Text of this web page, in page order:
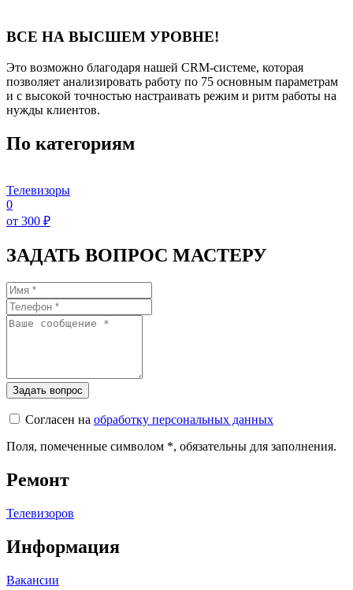
ВСЕ НА ВЫСШЕМ УРОВНЕ!
Это возможно благодаря нашей CRM-системе, которая
позволяет анализировать работу по 75 основным параметрам
и с высокой точностью настраивать режим и ритм работы на
нужды клиентов.
По категориям
Телевизоры
0
от 300 ₽
ЗАДАТЬ ВОПРОС МАСТЕРУ
Согласен на обработку персональных данных
Поля, помеченные символом *, обязательны для заполнения.
Ремонт
Телевизоров
Информация
Вакансии